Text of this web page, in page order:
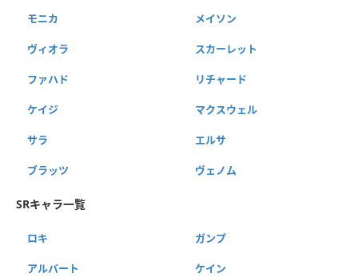
モニカ メイソン
ヴィオラ スカーレット
ファハド リチャード
ケイジ マクスウェル
サラ エルサ
ブラッツ ヴェノム
SRキャラ一覧
ロキ ガンプ
アルバート ケイン